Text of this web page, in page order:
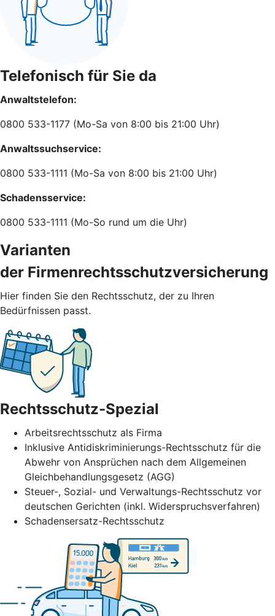
Telefonisch für Sie da
Anwaltstelefon:
0800 533-1177 (Mo-Sa von 8:00 bis 21:00 Uhr)
Anwaltssuchservice:
0800 533-1111 (Mo-Sa von 8:00 bis 21:00 Uhr)
Schadensservice:
0800 533-1111 (Mo-So rund um die Uhr)
Varianten
der Firmenrechtsschutzversicherung
Hier finden Sie den Rechtsschutz, der zu Ihren
Bedürfnissen passt.
Rechtsschutz-Spezial
Arbeitsrechtsschutz als Firma
Inklusive Antidiskriminierungs-Rechtsschutz für die
Abwehr von Ansprüchen nach dem Allgemeinen
Gleichbehandlungsgesetz (AGG)
Steuer-, Sozial- und Verwaltungs-Rechtsschutz vor
deutschen Gerichten (inkl. Widerspruchsverfahren)
Schadensersatz-Rechtsschutz